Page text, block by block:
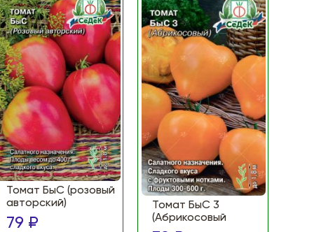
Томат БыС (розовый
авторский)
79 ₽
Томат БыС 3
(Абрикосовый